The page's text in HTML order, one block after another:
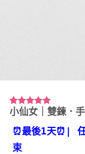
評分4.95
22
位顧客進行
評分
小仙女｜雙鍊．
⏰最後1天⏰ |
束